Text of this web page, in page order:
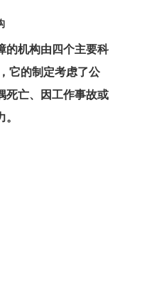
的机构由四个主要科
它的制定考虑了公
死亡、因工作事故或
支付失败
数据政策